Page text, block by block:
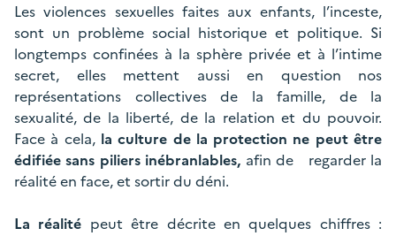
Les violences sexuelles faites aux enfants, l’inceste,
sont un problème social historique et politique. Si
longtemps confinées à la sphère privée et à l’intime
secret, elles mettent aussi en question nos
représentations collectives de la famille, de la
sexualité, de la liberté, de la relation et du pouvoir.
Face à cela, la culture de la protection ne peut être
édifiée sans piliers inébranlables, afin de
regarder la
réalité en face, et sortir du déni.
La réalité peut être décrite en quelques chiffres :